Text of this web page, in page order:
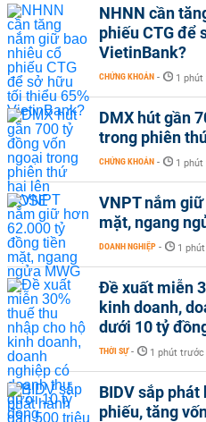
NHNN cần
phiếu CTG để
VietinBank?
CHỨNG KHOÁN - 1
DMX hút gần
trong phiên
CHỨNG KHOÁN - 1
VNPT nắm
mặt, ngang
DOANH NGHIỆP - 1
Đề xuất miễn
kinh doanh,
dưới 10 tỷ
THỜI SỰ - 1 phút trước
BIDV sắp
phiếu, tăng